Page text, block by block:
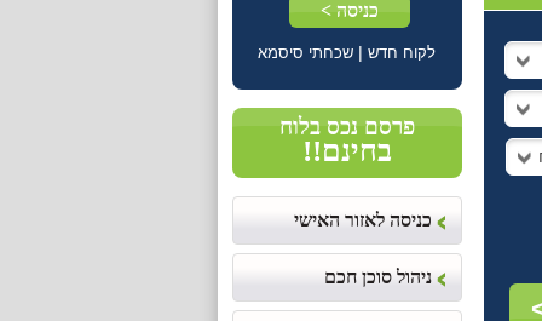
לקוח חדש | שכחתי סיסמא
פרסם נכס בלוח
בחינם!!
כניסה לאזור האישי
ניהול סוכן חכם